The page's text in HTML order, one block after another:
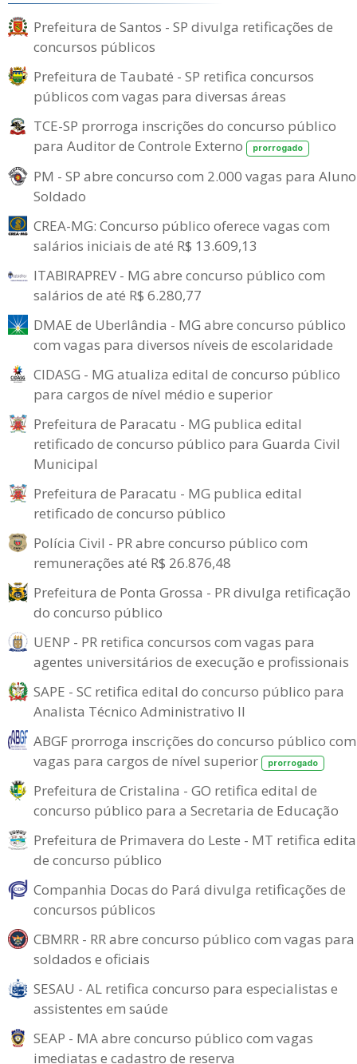
Prefeitura de Santos - SP divulga retificações de
concursos públicos
Prefeitura de Taubaté - SP retifica concursos
públicos com vagas para diversas áreas
TCE-SP prorroga inscrições do concurso público
para Auditor de Controle Externo
prorrogado
PM - SP abre concurso com 2.000 vagas para
Soldado
CREA-MG: Concurso público oferece vagas com
salários iniciais de até R$ 13.609,13
ITABIRAPREV - MG abre concurso público com
salários de até R$ 6.280,77
DMAE de Uberlândia - MG abre concurso público
com vagas para diversos níveis de escolaridade
CIDASG - MG atualiza edital de concurso público
para cargos de nível médio e superior
Prefeitura de Paracatu - MG publica edital
retificado de concurso público para Guarda Civil
Municipal
Prefeitura de Paracatu - MG publica edital
retificado de concurso público
Polícia Civil - PR abre concurso público com
remunerações até R$ 26.876,48
Prefeitura de Ponta Grossa - PR divulga retificação
do concurso público
UENP - PR retifica concursos com vagas para
agentes universitários de execução e profissionais
SAPE - SC retifica edital do concurso público para
Analista Técnico Administrativo II
ABGF prorroga inscrições do concurso público com
vagas para cargos de nível superior
prorrogado
Prefeitura de Cristalina - GO retifica edital de
concurso público para a Secretaria de Educação
Prefeitura de Primavera do Leste - MT retifica
de concurso público
Companhia Docas do Pará divulga retificações de
concursos públicos
CBMRR - RR abre concurso público com vagas para
soldados e oficiais
SESAU - AL retifica concurso para especialistas e
assistentes em saúde
SEAP - MA abre concurso público com vagas
imediatas e cadastro de reserva